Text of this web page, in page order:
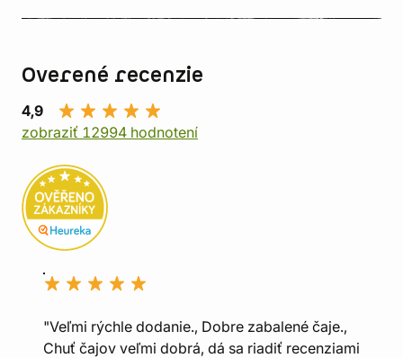
Overené recenzie
4,9
zobraziť 12994 hodnotení
"Veľmi rýchle dodanie., Dobre zabalené čaje.,
Chuť čajov veľmi dobrá, dá sa riadiť recenziami